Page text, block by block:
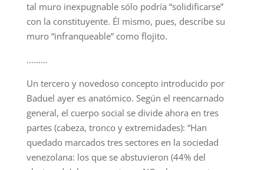
tal muro inexpugnable sólo podría “solidificarse”
con la constituyente. Él mismo, pues, describe su
muro “infranqueable” como flojito.
………
Un tercero y novedoso concepto introducido por
Baduel ayer es anatómico. Según el reencarnado
general, el cuerpo social se divide ahora en tres
partes (cabeza, tronco y extremidades): “Han
quedado marcados tres sectores en la sociedad
venezolana: los que se abstuvieron (44% del